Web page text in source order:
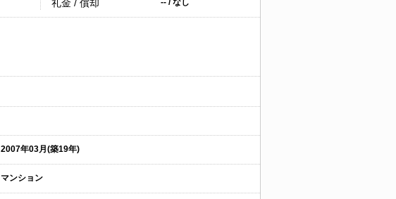
礼金 / 償却 -- / なし
2007年03月(築19年)
マンション